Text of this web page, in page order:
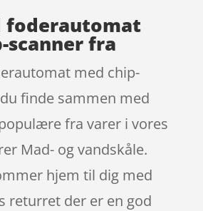
foderautomat
scanner fra
med chip-
finde sammen med
fra varer i vores
Mad- og vandskåle.
hjem til dig med
returret der er en god